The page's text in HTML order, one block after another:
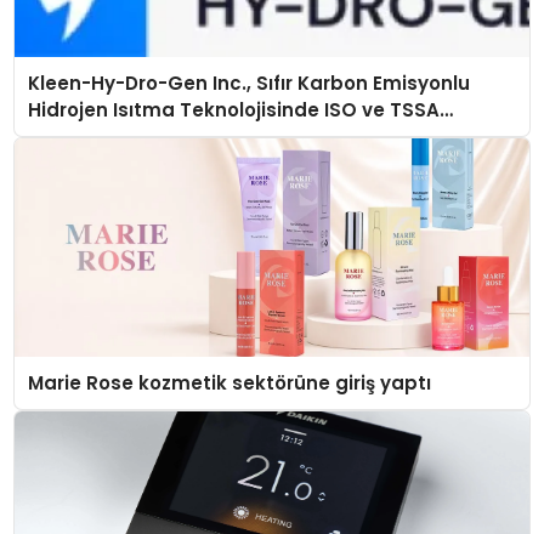
Kleen-Hy-Dro-Gen Inc., Sıfır Karbon Emisyonlu
Hidrojen Isıtma Teknolojisinde ISO ve TSSA
Düzenleyici Onaylarını Aldı
Marie Rose kozmetik sektörüne giriş yaptı